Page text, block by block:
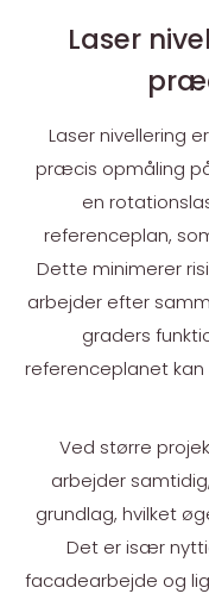
Laser
Laser nivellering
præcis opmåling
en
referenceplan,
Dette minimerer
arbejder efter
graders
referenceplanet kan
Ved større
arbejder
grundlag, hvilket
Det er især
facadearbejde og